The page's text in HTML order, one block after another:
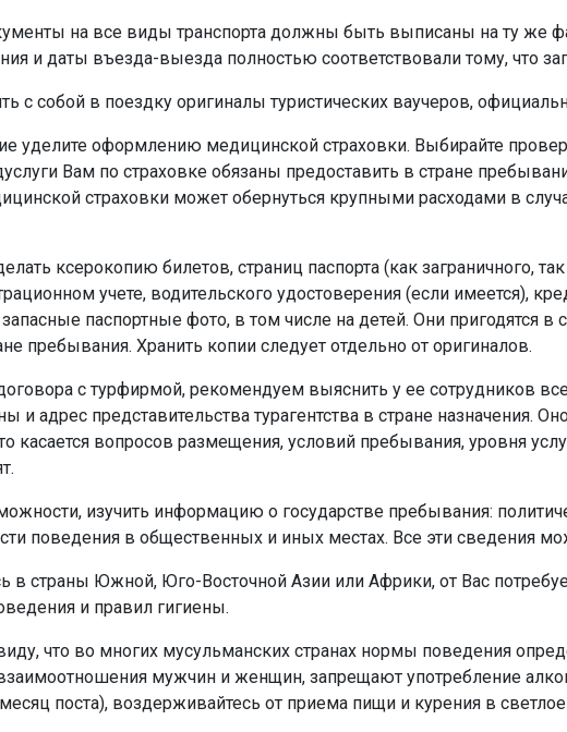
на все виды транспорта должны быть выписаны на ту же
и даты въезда-выезда полностью соответствовали тому, что
с собой в поездку оригиналы туристических ваучеров,
уделите оформлению медицинской страховки. Выбирайте
Вам по страховке обязаны предоставить в стране
страховки может обернуться крупными расходами в
ксерокопию билетов, страниц паспорта (как заграничного,
учете, водительского удостоверения (если имеется),
паспортные фото, в том числе на детей. Они пригодятся
пребывания. Хранить копии следует отдельно от оригиналов.
с турфирмой, рекомендуем выяснить у ее сотрудников
и адрес представительства турагентства в стране назначения.
касается вопросов размещения, условий пребывания, уровня
изучить информацию о государстве пребывания:
поведения в общественных и иных местах. Все эти сведения
в страны Южной, Юго-Восточной Азии или Африки, от Вас
и правил гигиены.
что во многих мусульманских странах нормы поведения
мужчин и женщин, запрещают употребление
поста), воздерживайтесь от приема пищи и курения в